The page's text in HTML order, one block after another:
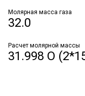
Молярная масса газа
32.0
Расчет молярной массы
31.998 O